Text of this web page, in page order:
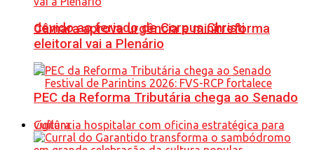
devido ao feriado de Corpus Christi
Câmara aprova urgência e minirreforma
eleitoral vai a Plenário
PEC da Reforma Tributária chega ao Senado
Cultura